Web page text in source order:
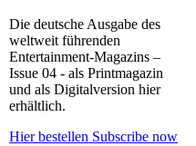
Die deutsche Ausgabe des
weltweit führenden
Entertainment-Magazins –
Issue 04 - als Printmagazin
und als Digitalversion hier
erhältlich.
Hier bestellen Subscribe now